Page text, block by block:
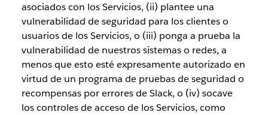
asociados con los Servicios, (ii) plantee una
vulnerabilidad de seguridad para los clientes o
usuarios de los Servicios, o (iii) ponga a prueba la
vulnerabilidad de nuestros sistemas o redes, a
menos que esto esté expresamente autorizado en
virtud de un programa de pruebas de seguridad o
recompensas por errores de Slack, o (iv) socave
los controles de acceso de los Servicios, como